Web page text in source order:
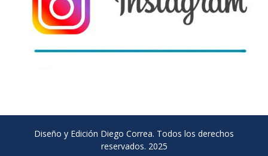
Diseño y Edición Diego Correa. Todos los derechos
reservados. 2025